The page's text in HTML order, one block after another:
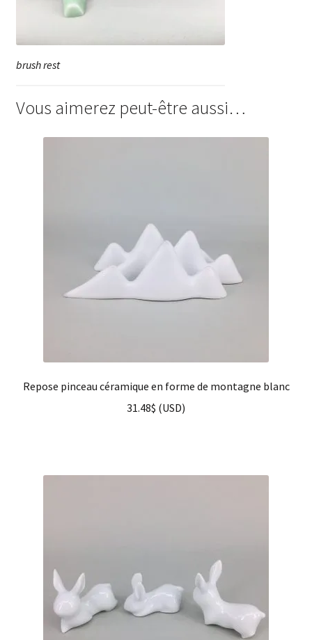
brush rest
Vous aimerez peut-être aussi…
Repose pinceau céramique en forme de montagne blanc
31.48$ (USD)